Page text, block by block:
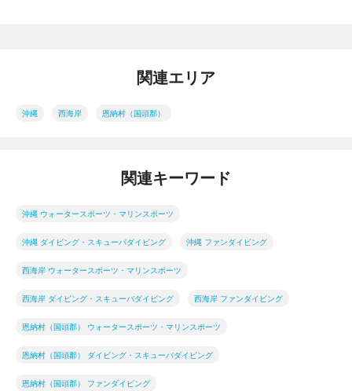
関連エリア
沖縄 西海岸 恩納村（国頭郡）
関連キーワード
沖縄 ウォータースポーツ・マリンスポーツ
沖縄 ダイビング・スキューバダイビング 沖縄 ファンダイビング
西海岸 ウォータースポーツ・マリンスポーツ
西海岸 ダイビング・スキューバダイビング 西海岸 ファンダイビング
恩納村（国頭郡） ウォータースポーツ・マリンスポーツ
恩納村（国頭郡） ダイビング・スキューバダイビング
恩納村（国頭郡） ファンダイビング